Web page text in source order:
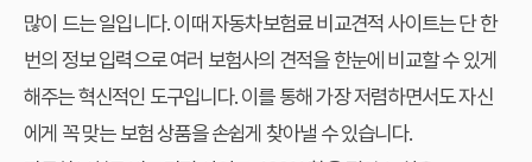
많이 드는 일입니다. 이때자동차보험료 비교견적 사이트는 단 한
번의 정보 입력으로 여러 보험사의 견적을 한눈에 비교할 수 있게
해주는 혁신적인 도구입니다. 이를 통해 가장 저렴하면서도 자신
에게 꼭 맞는 보험 상품을 손쉽게 찾아낼 수 있습니다.